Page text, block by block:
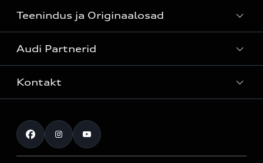
Kõik mudelid
Laoautod
Müügikampaaniad
Audi Liising 1%
Teenindus ja Originaalosad
Teenindus
Originaalosad
Audi Partnerid
Audi Tallinn
Pärnu esindus
Audi Tartu
Kontakt
Kontakt
Registreeru proovisõidule